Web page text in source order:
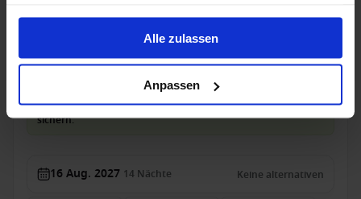
gesammelt haben.
Alle zulassen
Anpassen
Mein Schiff 6
Getränke
Trinkgelder
Nur für kurze Zeit: DreamDeal bis 11.08.2026, 14:59 Uhr
sichern.
16 Aug. 2027 14 Nächte Keine alternativen